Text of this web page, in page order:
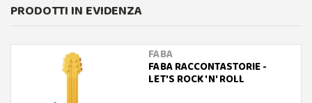
PRODOTTI IN EVIDENZA
FABA
FABA RACCONTASTORIE -
LET'S ROCK 'N' ROLL